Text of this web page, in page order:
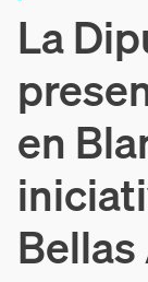
La
en